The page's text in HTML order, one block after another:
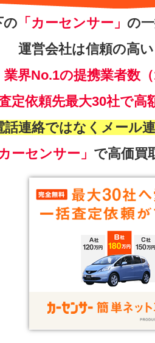
の 「カーセンサー」 の
運営会社は信頼の高
業界No.1の提携業者数（
定依頼先最大30社で高
話連絡ではなくメール
カーセンサー」 で高価買